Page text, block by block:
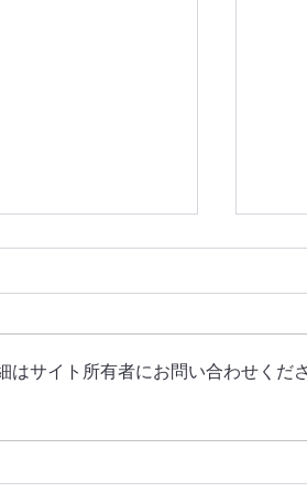
原依文、別所哲
し
はサイト所有者にお問い合わせくださ